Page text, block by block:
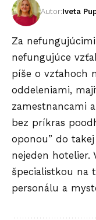
Autor:Iveta
Za
nefungujúce
píše o vzťahoch
oddeleniami,
zamestnancami
bez príkras
oponou” do
nejeden hotelier.
špecialistkou na
personálu a